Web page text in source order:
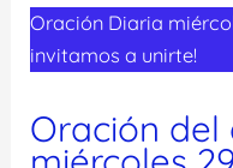
Oración Diaria
invitamos a unirte!
Oración del